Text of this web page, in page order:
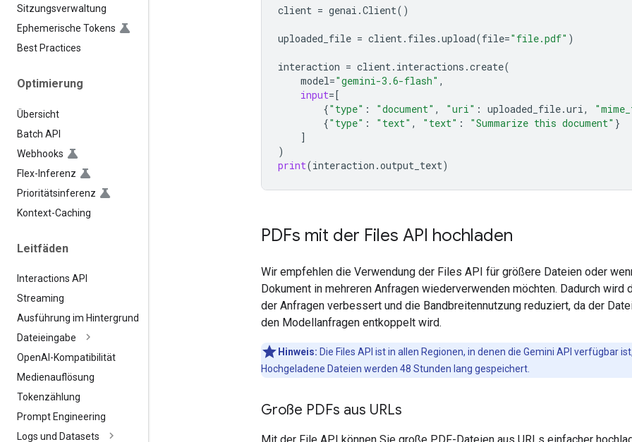
Sitzungsverwaltung
Ephemerische Tokens
Best Practices
Optimierung
Übersicht
Batch API
Webhooks
Flex-Inferenz
Prioritätsinferenz
Kontext-Caching
Leitfäden
Interactions API
Streaming
Ausführung im Hintergrund
Dateieingabe
OpenAI-Kompatibilität
Medienauflösung
Tokenzählung
Prompt Engineering
Logs und Datasets
client = genai .Client()
uploaded_file = client. files .upload(file="file.pdf" )
interaction = client. interactions .create(
model="gemini-3.6-flash" ,
input=[
{"type" : "document" , "uri" : uploaded_file.uri,
{"type" : "text" , "text" : "Summarize this document" }
]
)
print(interaction .output_text)
PDFs mit der Files API hochladen
Wir empfehlen die Verwendung der Files API für größere Dateien oder
Dokument in mehreren Anfragen wiederverwenden möchten. Dadurch wird
der Anfragen verbessert und die Bandbreitennutzung reduziert, da der
den Modellanfragen entkoppelt wird.
Hinweis: Die Files API ist in allen Regionen, in denen die Gemini API verfügbar
Hochgeladene Dateien werden 48 Stunden lang gespeichert.
Große PDFs aus URLs